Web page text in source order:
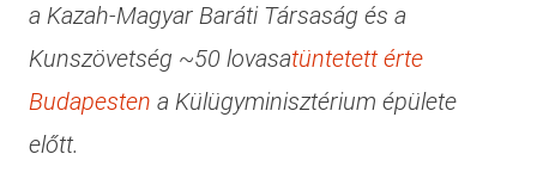
a Kazah-Magyar Baráti Társaság és a
Kunszövetség ~50 lovasatüntetett érte
Budapesten a Külügyminisztérium épülete
előtt.